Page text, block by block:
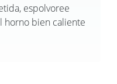
espolvoree
horno bien caliente